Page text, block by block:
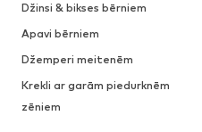
Džinsi & bikses bērniem
Apavi bērniem
Džemperi meitenēm
Krekli ar garām piedurknēm
zēniem